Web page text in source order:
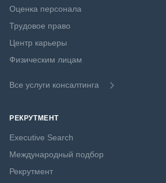
Оценка персонала
Трудовое право
Центр карьеры
Физическим лицам
Все услуги консалтинга
РЕКРУТМЕНТ
Executive Search
Международный подбор
Рекрутмент